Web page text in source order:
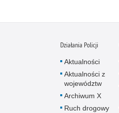
Działania Policji
Aktualności
Aktualności z
województw
Archiwum X
Ruch drogowy